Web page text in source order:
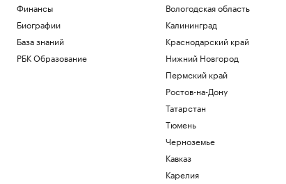
Финансы
Биографии
База знаний
РБК Образование
Вологодская область
Калининград
Краснодарский край
Нижний Новгород
Пермский край
Ростов-на-Дону
Татарстан
Тюмень
Черноземье
Кавказ
Карелия